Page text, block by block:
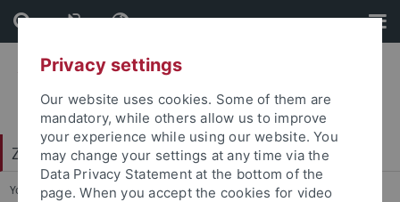
Skip
to
content
Skip
to
footer
Zentrum für Datenverarbeitung (ZDV)
You are here: Startseite ... Mitarbeiter/Mitglieder
Privacy settings
Our website uses cookies. Some of them are
mandatory, while others allow us to improve
your experience while using our website. You
may change your settings at any time via the
Data Privacy Statement at the bottom of the
page. When you accept the cookies for video